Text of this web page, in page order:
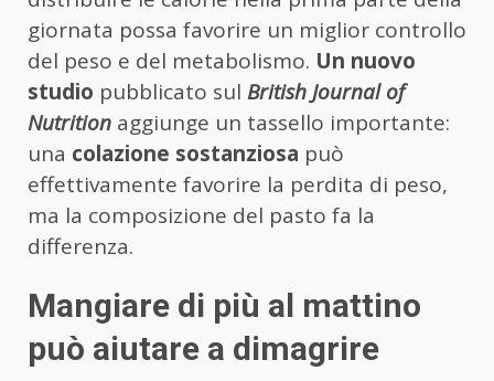
giornata possa favorire un miglior controllo
del peso e del metabolismo. Un nuovo
studio pubblicato sul British Journal of
Nutrition aggiunge un tassello importante:
una colazione sostanziosa può
effettivamente favorire la perdita di peso,
ma la composizione del pasto fa la
differenza.
Mangiare di più al mattino
può aiutare a dimagrire